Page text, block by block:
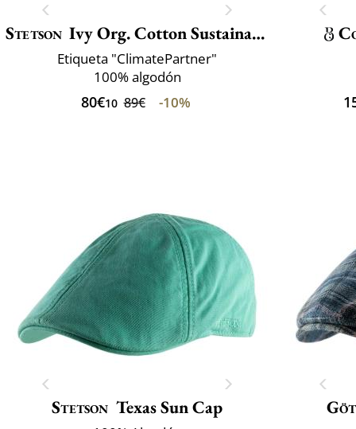
Stetson Ivy Org. Cotton Sustainable
Etiqueta "ClimatePartner"
100% algodón
80€10 89€ -10%
Stetson Texas Sun Cap